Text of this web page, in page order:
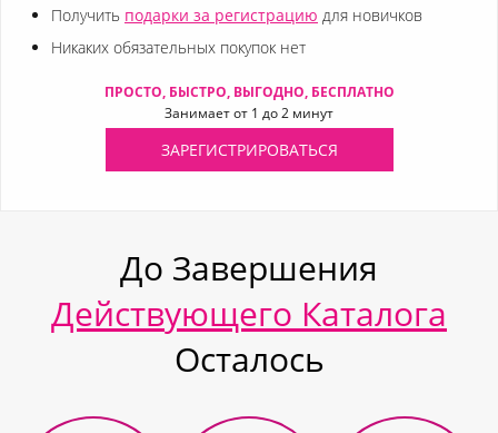
Получить подарки за регистрацию для новичков
Никаких обязательных покупок нет
ПРОСТО, БЫСТРО, ВЫГОДНО, БЕСПЛАТНО
Занимает от 1 до 2 минут
ЗАРЕГИСТРИРОВАТЬСЯ
До Завершения
Действующего Каталога
Осталось